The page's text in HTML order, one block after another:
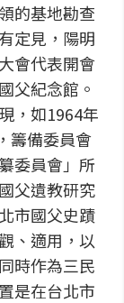
的基地勘查
定見，陽明
會代表開會
父紀念館。
，如1964年
籌備委員會
委員會」所
父遺教研究
市國父史蹟
、適用，以
時作為三民
是在台北市